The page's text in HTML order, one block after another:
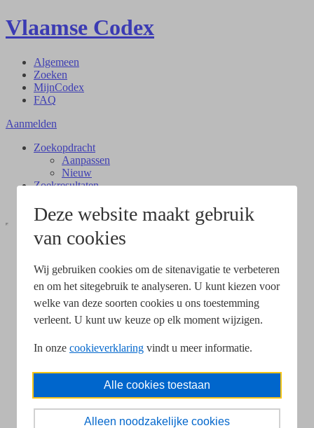
Deze website maakt gebruik
van cookies
Wij gebruiken cookies om de sitenavigatie te verbeteren
en om het sitegebruik te analyseren. U kunt kiezen voor
welke van deze soorten cookies u ons toestemming
verleent. U kunt uw keuze op elk moment wijzigen.
In onze cookieverklaring vindt u meer informatie.
Alle cookies toestaan
Alleen noodzakelijke cookies
Vlaamse Codex
Algemeen
Zoeken
MijnCodex
FAQ
Aanmelden
Zoekopdracht
Aanpassen
Nieuw
Zoekresultaten